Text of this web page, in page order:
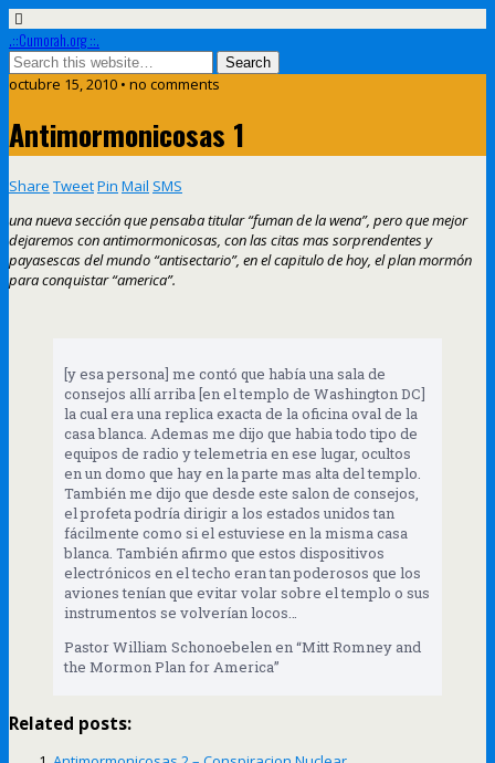
.::Cumorah.org ::.
octubre 15, 2010 • no comments
Antimormonicosas 1
Share TweetPin Mail SMS
una nueva sección que pensaba titular “fuman de la wena”, pero que mejor
dejaremos con antimormonicosas, con las citas mas sorprendentes y
payasescas del mundo “antisectario”, en el capitulo de hoy, el plan mormón
para conquistar “america”.
[y esa persona] me contó que había una sala de
consejos allí arriba [en el templo de Washington DC]
la cual era una replica exacta de la oficina oval de la
casa blanca. Ademas me dijo que habia todo tipo de
equipos de radio y telemetria en ese lugar, ocultos
en un domo que hay en la parte mas alta del templo.
También me dijo que desde este salon de consejos,
el profeta podría dirigir a los estados unidos tan
fácilmente como si el estuviese en la misma casa
blanca. También afirmo que estos dispositivos
electrónicos en el techo eran tan poderosos que los
aviones tenían que evitar volar sobre el templo o sus
instrumentos se volverían locos…
Pastor William Schonoebelen en “Mitt Romney and
the Mormon Plan for America”
Related posts: